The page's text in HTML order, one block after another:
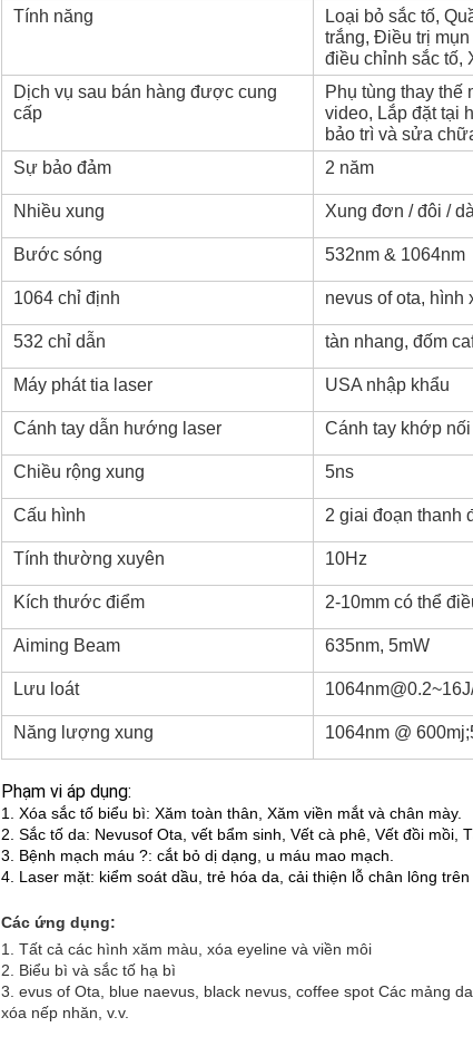
Tính năng
Loại bỏ sắc tố,
trắng, Điều trị
điều chỉnh sắc tố,
Dịch vụ sau bán hàng được cung
cấp
Phụ tùng thay thế
video, Lắp đặt tại
bảo trì và sửa
Sự bảo đảm
2 năm
Nhiều xung Xung đơn / đôi /
Bước sóng 532nm & 1064nm
1064 chỉ định nevus of ota, hình
532 chỉ dẫn tàn nhang, đốm
Máy phát tia laser USA nhập khẩu
Cánh tay dẫn hướng laser Cánh tay khớp
Chiều rộng xung 5ns
Cấu hình 2 giai đoạn thanh
Tính thường xuyên 10Hz
Kích thước điểm 2-10mm có thể
Aiming Beam 635nm, 5mW
Lưu loát
Năng lượng xung 1064nm @
Phạm vi áp dụng:
1. Xóa sắc tố biểu bì: Xăm toàn thân, Xăm viền mắt và chân mày.
2. Sắc tố da: Nevusof Ota, vết bẩm sinh, Vết cà phê, Vết đồi mồi,
3. Bệnh mạch máu ?: cắt bỏ dị dạng, u máu mao mạch.
4. Laser mặt: kiểm soát dầu, trẻ hóa da, cải thiện lỗ chân lông trên
Các ứng dụng:
1. Tất cả các hình xăm màu, xóa eyeline và viền môi
2. Biểu bì và sắc tố hạ bì
3. evus of Ota, blue naevus, black nevus, coffee spot Các mảng
xóa nếp nhăn, v.v.